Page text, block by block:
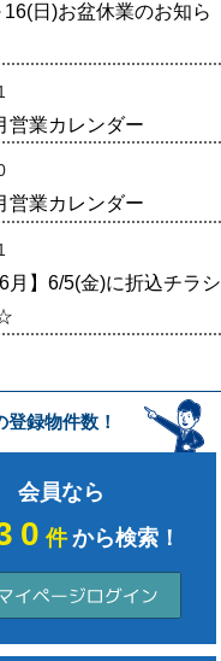
日)お盆休業のお知ら
営業カレンダー
営業カレンダー
6月】6/5(金)に折込チラシ
録物件数！
会員なら
件から検索！